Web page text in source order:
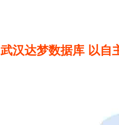
武汉达梦数据库 以自